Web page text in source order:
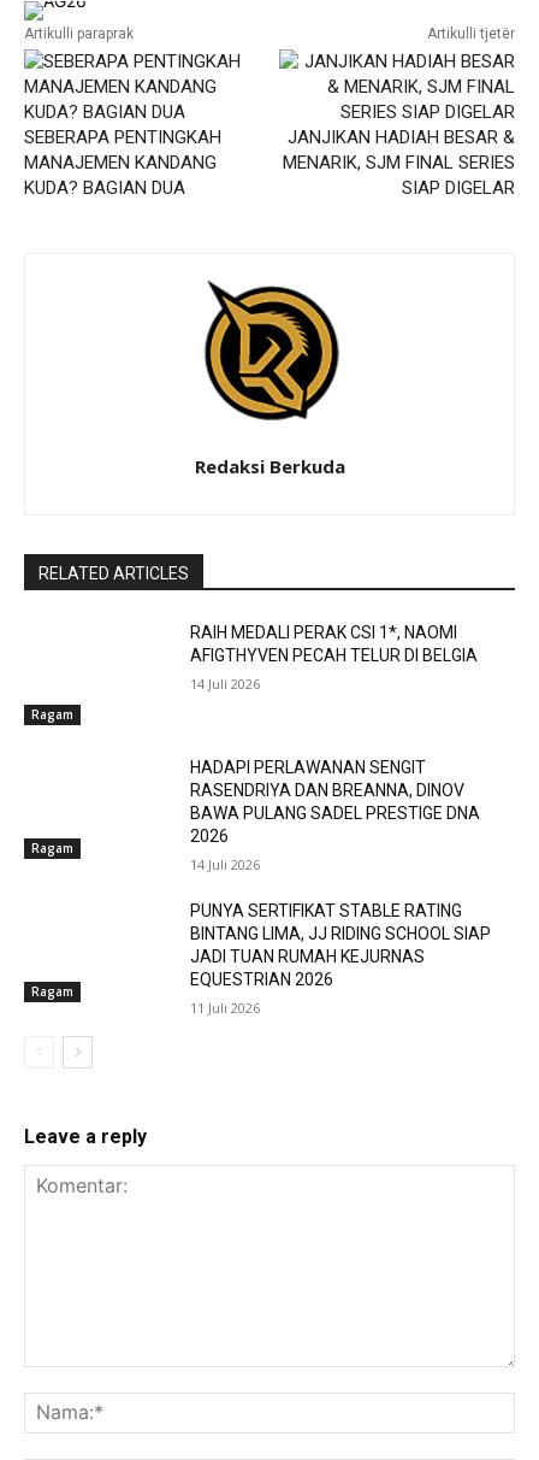
Artikulli paraprak
SEBERAPA PENTINGKAH
MANAJEMEN KANDANG
KUDA? BAGIAN DUA
Artikulli tjetër
JANJIKAN HADIAH BESAR &
MENARIK, SJM FINAL SERIES
SIAP DIGELAR
Redaksi Berkuda
RELATED ARTICLES
Ragam
RAIH MEDALI PERAK CSI 1*, NAOMI
AFIGTHYVEN PECAH TELUR DI BELGIA
14 Juli 2026
Ragam
HADAPI PERLAWANAN SENGIT
RASENDRIYA DAN BREANNA, DINOV
BAWA PULANG SADEL PRESTIGE DNA
2026
14 Juli 2026
Ragam
PUNYA SERTIFIKAT STABLE RATING
BINTANG LIMA, JJ RIDING SCHOOL SIAP
JADI TUAN RUMAH KEJURNAS
EQUESTRIAN 2026
11 Juli 2026
Leave a reply